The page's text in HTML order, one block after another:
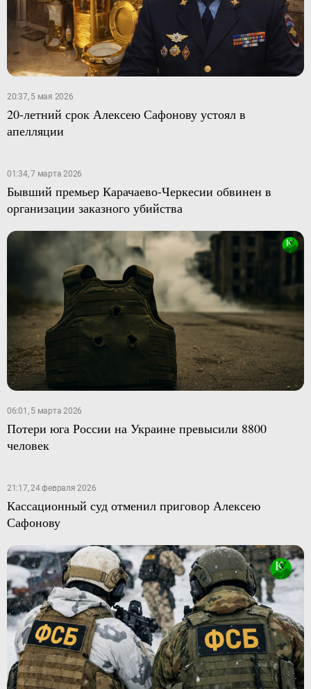
20:37, 5 мая 2026
20-летний срок Алексею Сафонову устоял в
апелляции
01:34, 7 марта 2026
Бывший премьер Карачаево-Черкесии обвинен в
организации заказного убийства
06:01, 5 марта 2026
Потери юга России на Украине превысили 8800
человек
21:17, 24 февраля 2026
Кассационный суд отменил приговор Алексею
Сафонову